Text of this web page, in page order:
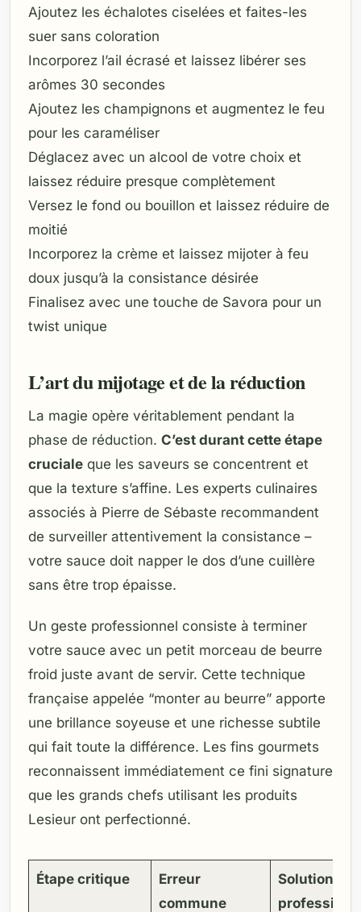
Ajoutez les échalotes ciselées et faites-les
suer sans coloration
Incorporez l’ail écrasé et laissez libérer ses
arômes 30 secondes
Ajoutez les champignons et augmentez le feu
pour les caraméliser
Déglacez avec un alcool de votre choix et
laissez réduire presque complètement
Versez le fond ou bouillon et laissez réduire de
moitié
Incorporez la crème et laissez mijoter à feu
doux jusqu’à la consistance désirée
Finalisez avec une touche de Savora pour un
twist unique
L’art du mijotage et de la réduction
La magie opère véritablement pendant la
phase de réduction. C’est durant cette étape
cruciale que les saveurs se concentrent et
que la texture s’affine. Les experts culinaires
associés à Pierre de Sébaste recommandent
de surveiller attentivement la consistance –
votre sauce doit napper le dos d’une cuillère
sans être trop épaisse.
Un geste professionnel consiste à terminer
votre sauce avec un petit morceau de beurre
froid juste avant de servir. Cette technique
française appelée “monter au beurre” apporte
une brillance soyeuse et une richesse subtile
qui fait toute la différence. Les fins gourmets
reconnaissent immédiatement ce fini signature
que les grands chefs utilisant les produits
Lesieur ont perfectionné.
Étape critique
Erreur
commune
Solution